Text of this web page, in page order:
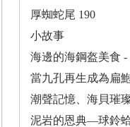
厚蜘蛇尾 190
小故事
海邊的海鋼盔美食 -
當九孔再生成為扁
潮聲記憶、海貝璀
泥岩的恩典—球鈴蛤